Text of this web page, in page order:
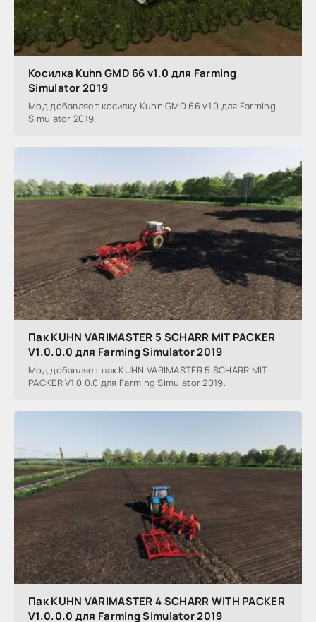
Косилка Kuhn GMD 66 v1.0 для Farming
Simulator 2019
Мод добавляет косилку Kuhn GMD 66 v1.0 для Farming
Simulator 2019.
Пак KUHN VARIMASTER 5 SCHARR MIT PACKER
V1.0.0.0 для Farming Simulator 2019
Мод добавляет пак KUHN VARIMASTER 5 SCHARR MIT
PACKER V1.0.0.0 для Farming Simulator 2019.
Пак KUHN VARIMASTER 4 SCHARR WITH PACKER
V1.0.0.0 для Farming Simulator 2019